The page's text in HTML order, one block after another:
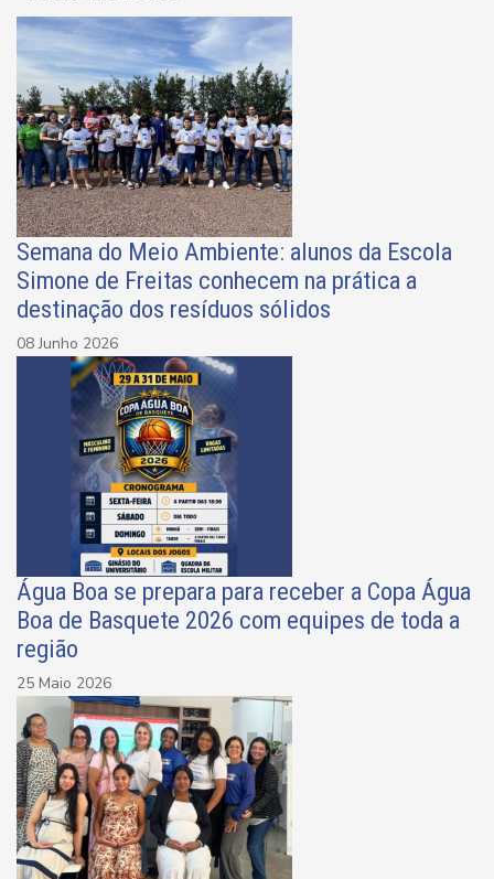
Semana do Meio Ambiente: alunos da Escola
Simone de Freitas conhecem na prática a
destinação dos resíduos sólidos
08 Junho 2026
Água Boa se prepara para receber a Copa Água
Boa de Basquete 2026 com equipes de toda a
região
25 Maio 2026